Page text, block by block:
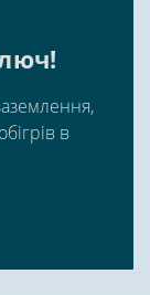
в